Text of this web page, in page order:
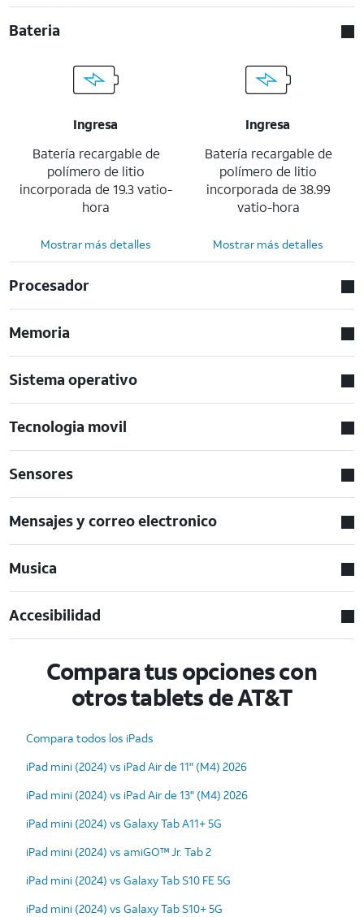
Bateria
Ingresa
Batería recargable de
polímero de litio
incorporada de 19.3 vatio-
hora
Ingresa
Batería recargable de
polímero de litio
incorporada de 38.99
vatio-hora
Mostrar más detalles Mostrar más detalles
Procesador
Memoria
Sistema operativo
Tecnologia movil
Sensores
Mensajes y correo electronico
Musica
Accesibilidad
Compara tus opciones con
otros tablets de AT&T
Compara todos los iPads
iPad mini (2024) vs iPad Air de 11" (M4) 2026
iPad mini (2024) vs iPad Air de 13" (M4) 2026
iPad mini (2024) vs Galaxy Tab A11+ 5G
iPad mini (2024) vs amiGO™ Jr. Tab 2
iPad mini (2024) vs Galaxy Tab S10 FE 5G
iPad mini (2024) vs Galaxy Tab S10+ 5G